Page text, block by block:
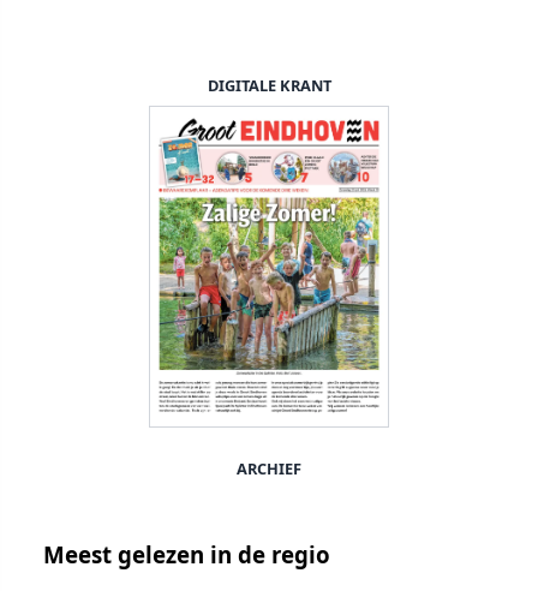
DIGITALE KRANT
ARCHIEF
Meest gelezen in de regio